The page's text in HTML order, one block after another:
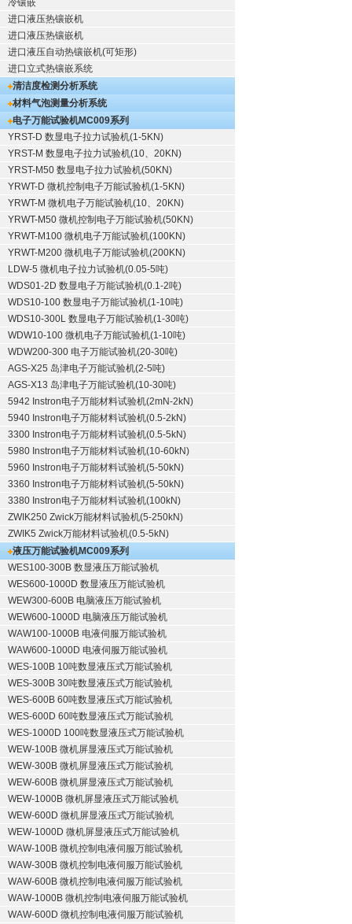
冷镶嵌
进口液压热镶嵌机
进口液压热镶嵌机
进口液压自动热镶嵌机(可矩形)
进口立式热镶嵌系统
清洁度检测分析系统
材料气泡测量分析系统
电子万能试验机MC009系列
YRST-D 数显电子拉力试验机(1-5KN)
YRST-M 数显电子拉力试验机(10、20KN)
YRST-M50 数显电子拉力试验机(50KN)
YRWT-D 微机控制电子万能试验机(1-5KN)
YRWT-M 微机电子万能试验机(10、20KN)
YRWT-M50 微机控制电子万能试验机(50KN)
YRWT-M100 微机电子万能试验机(100KN)
YRWT-M200 微机电子万能试验机(200KN)
LDW-5 微机电子拉力试验机(0.05-5吨)
WDS01-2D 数显电子万能试验机(0.1-2吨)
WDS10-100 数显电子万能试验机(1-10吨)
WDS10-300L 数显电子万能试验机(1-30吨)
WDW10-100 微机电子万能试验机(1-10吨)
WDW200-300 电子万能试验机(20-30吨)
AGS-X25 岛津电子万能试验机(2-5吨)
AGS-X13 岛津电子万能试验机(10-30吨)
5942 Instron电子万能材料试验机(2mN-2kN)
5940 Instron电子万能材料试验机(0.5-2kN)
3300 Instron电子万能材料试验机(0.5-5kN)
5980 Instron电子万能材料试验机(10-60kN)
5960 Instron电子万能材料试验机(5-50kN)
3360 Instron电子万能材料试验机(5-50kN)
3380 Instron电子万能材料试验机(100kN)
ZWIK250 Zwick万能材料试验机(5-250kN)
ZWIK5 Zwick万能材料试验机(0.5-5kN)
液压万能试验机MC009系列
WES100-300B 数显液压万能试验机
WES600-1000D 数显液压万能试验机
WEW300-600B 电脑液压万能试验机
WEW600-1000D 电脑液压万能试验机
WAW100-1000B 电液伺服万能试验机
WAW600-1000D 电液伺服万能试验机
WES-100B 10吨数显液压式万能试验机
WES-300B 30吨数显液压式万能试验机
WES-600B 60吨数显液压式万能试验机
WES-600D 60吨数显液压式万能试验机
WES-1000D 100吨数显液压式万能试验机
WEW-100B 微机屏显液压式万能试验机
WEW-300B 微机屏显液压式万能试验机
WEW-600B 微机屏显液压式万能试验机
WEW-1000B 微机屏显液压式万能试验机
WEW-600D 微机屏显液压式万能试验机
WEW-1000D 微机屏显液压式万能试验机
WAW-100B 微机控制电液伺服万能试验机
WAW-300B 微机控制电液伺服万能试验机
WAW-600B 微机控制电液伺服万能试验机
WAW-1000B 微机控制电液伺服万能试验机
WAW-600D 微机控制电液伺服万能试验机